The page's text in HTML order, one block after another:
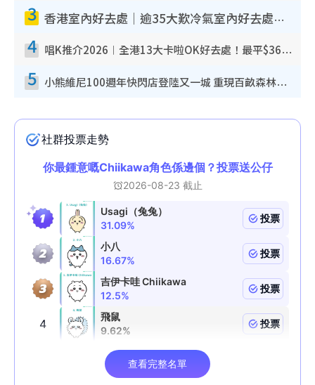
3 香港室內好去處｜逾35大歎冷氣室內好去處推介 室內活動免費避雨無懼落雨
4 唱K推介2026︱全港13大卡啦OK好去處！最平$36起 日文K都有！(附地址+收費詳情)
5 小熊維尼100週年快閃店登陸又一城 重現百畝森林經典場景／獨家限定盲盒登場／專屬DIY香水